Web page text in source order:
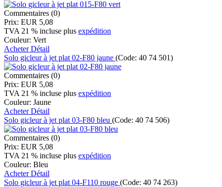
Commentaires (0)
Prix: EUR 5,08
TVA 21 % incluse plus expédition
Couleur: Vert
AcheterDétail
Solo gicleur à jet plat 02-F80 jaune (Code: 40 74 501)
Commentaires (0)
Prix: EUR 5,08
TVA 21 % incluse plus expédition
Couleur: Jaune
AcheterDétail
Solo gicleur à jet plat 03-F80 bleu (Code: 40 74 506)
Commentaires (0)
Prix: EUR 5,08
TVA 21 % incluse plus expédition
Couleur: Bleu
AcheterDétail
Solo gicleur à jet plat 04-F110 rouge (Code: 40 74 263)